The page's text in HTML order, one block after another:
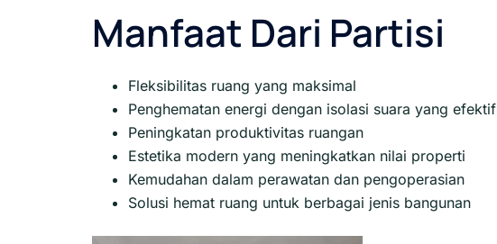
Manfaat Dari Partisi
Fleksibilitas ruang yang maksimal
Penghematan energi dengan isolasi suara yang efektif
Peningkatan produktivitas ruangan
Estetika modern yang meningkatkan nilai properti
Kemudahan dalam perawatan dan pengoperasian
Solusi hemat ruang untuk berbagai jenis bangunan